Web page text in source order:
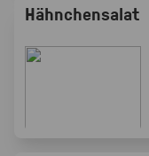
Hähnchensalat